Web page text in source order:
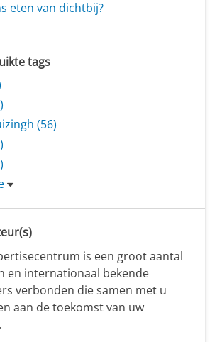
eten van dichtbij?
tags
(56)
is een groot aantal
en internationaal bekende
verbonden die samen met u
aan de toekomst van uw